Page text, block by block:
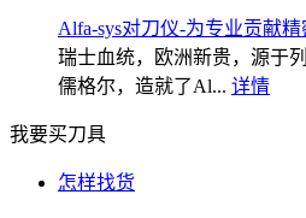
Alfa-sys对刀仪-为专业贡献精
瑞士血统，欧洲新贵，源于
儒格尔，造就了Al... 详情
我要买刀具
怎样找货